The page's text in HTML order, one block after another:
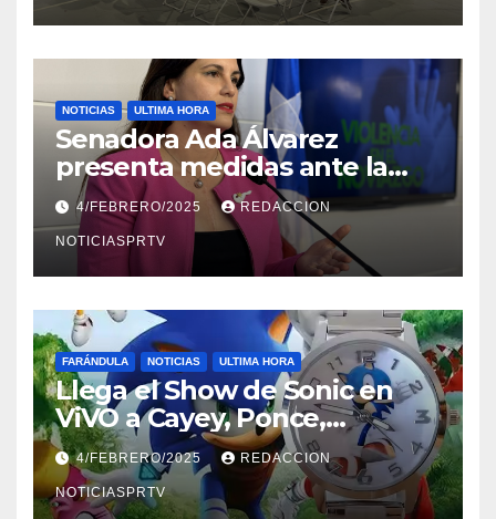
NOTICIAS ULTIMA HORA
Senadora Ada Álvarez
presenta medidas ante la
violencia en el noviazgo
4/FEBRERO/2025 REDACCION
NOTICIASPRTV
FARÁNDULA NOTICIAS ULTIMA HORA
Llega el Show de Sonic en
ViVO a Cayey, Ponce,
Barceloneta y Humacao,
Relojes gratis para el que
compre ahora….
4/FEBRERO/2025 REDACCION
NOTICIASPRTV